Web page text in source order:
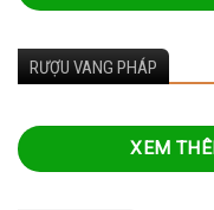
RƯỢU VANG PHÁP
XEM